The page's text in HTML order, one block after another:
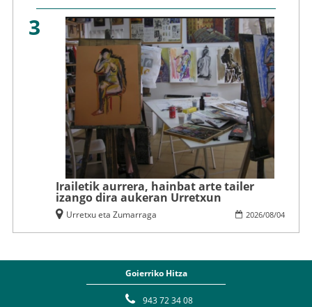
3
Irailetik aurrera, hainbat arte tailer
izango dira aukeran Urretxun
2026/08/04
Urretxu eta Zumarraga
Goierriko Hitza
943 72 34 08